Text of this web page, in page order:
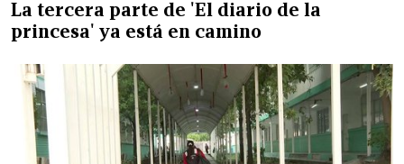
La tercera parte de 'El diario de la
princesa' ya está en camino